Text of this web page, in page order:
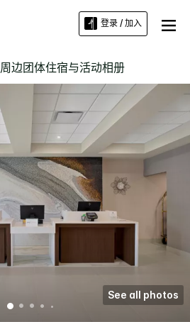
登录 / 加入
周边团体住宿与活动相册
See all photos